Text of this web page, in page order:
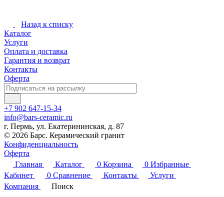
Назад к списку
Каталог
Услуги
Оплата и доставка
Гарантия и возврат
Контакты
Оферта
+7 902 647-15-34
info@bars-ceramic.ru
г. Пермь, ул. Екатерининская, д. 87
© 2026 Барс. Керамический гранит
Конфиденциальность
Оферта
Главная
Каталог 0 Корзина 0 Избранные
Кабинет
0 Сравнение Контакты
Услуги
Компания
Поиск